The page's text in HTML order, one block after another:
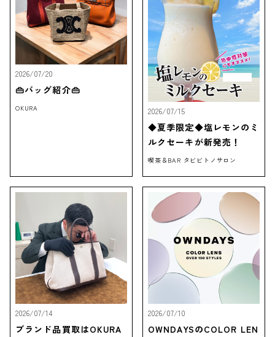
2026/07/20
👜バッグ紹介👜
OKURA 2026/07/15
◆夏季限定◆塩レモンのミ
ルクセーキが新発売！
喫茶＆BAR タビビトノサロン
2026/07/14
ブランド品買取はOKURA
2026/07/10
OWNDAYSのCOLOR LEN